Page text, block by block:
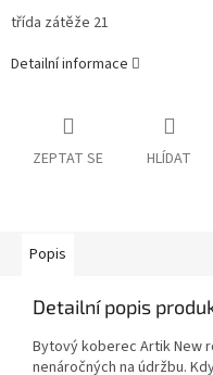
třída zátěže 21
Detailní informace
ZEPTAT SE HLÍDAT
Popis
Detailní popis
Bytový koberec Artik New
nenáročných na údržbu.